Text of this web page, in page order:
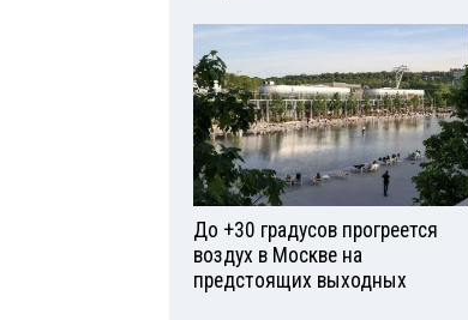
До +30 градусов прогреется
воздух в Москве на
предстоящих выходных